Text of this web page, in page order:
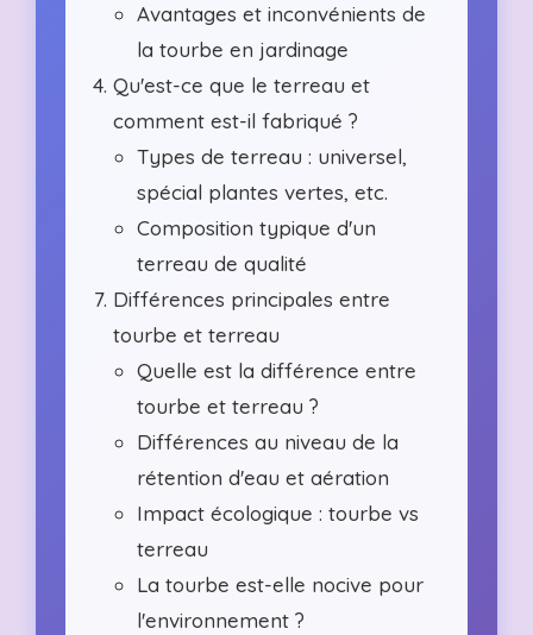
Avantages et inconvénients de
la tourbe en jardinage
Qu'est-ce que le terreau et
comment est-il fabriqué ?
Types de terreau : universel,
spécial plantes vertes, etc.
Composition typique d'un
terreau de qualité
Différences principales entre
tourbe et terreau
Quelle est la différence entre
tourbe et terreau ?
Différences au niveau de la
rétention d'eau et aération
Impact écologique : tourbe vs
terreau
La tourbe est-elle nocive pour
l'environnement ?